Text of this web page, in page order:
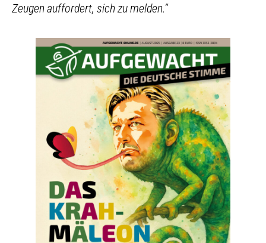
Zeugen auffordert, sich zu melden.“